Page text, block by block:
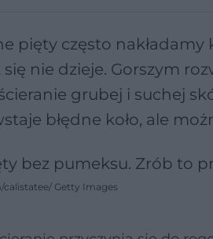
pięty często nakładamy
nie dzieje. Gorszym
grubej i suchej
błędne koło, ale
Getty Images